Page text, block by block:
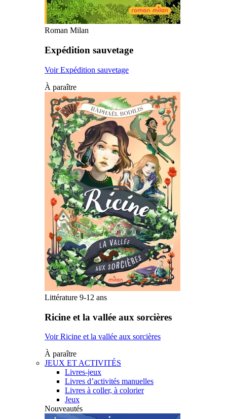
Roman Milan
Expédition sauvetage
Voir Expédition sauvetage
À paraître
Littérature 9-12 ans
Ricine et la vallée aux sorcières
Voir Ricine et la vallée aux sorcières
À paraître
JEUX ET ACTIVITÉS
Livres-jeux
Livres d’activités manuelles
Livres à coller, à colorier
Jeux
Nouveautés